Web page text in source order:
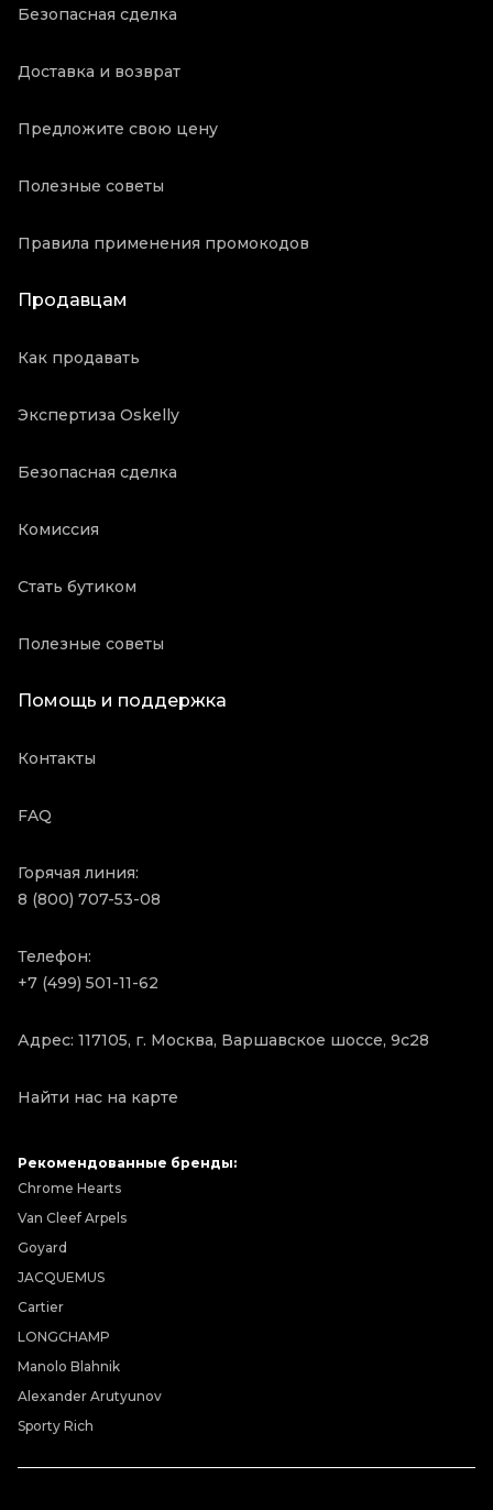
Безопасная сделка
Доставка и возврат
Предложите свою цену
Полезные советы
Правила применения промокодов
Продавцам
Как продавать
Экспертиза Oskelly
Безопасная сделка
Комиссия
Стать бутиком
Полезные советы
Помощь и поддержка
Контакты
FAQ
Горячая линия:
8 (800) 707-53-08
Телефон:
+7 (499) 501-11-62
Адрес: 117105, г. Москва, Варшавское шоссе, 9с28
Найти нас на карте
Рекомендованные бренды:
Chrome Hearts
Van Cleef Arpels
Goyard
JACQUEMUS
Cartier
LONGCHAMP
Manolo Blahnik
Alexander Arutyunov
Sporty Rich